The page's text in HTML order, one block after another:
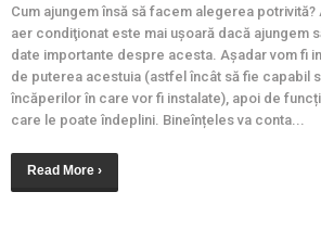
Cum ajungem însă să facem alegerea
aer condiţionat este mai uşoară dacă ajungem
date importante despre acesta. Așadar vom fi
de puterea acestuia (astfel încât să fie capabil
încăperilor în care vor fi instalate), apoi de
care le poate îndeplini. Bineînțeles va conta...
Read More ›